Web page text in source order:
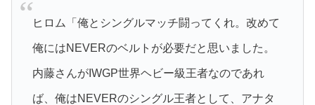
ヒロム「俺とシングルマッチ闘ってくれ。改めて
俺にはNEVERのベルトが必要だと思いました。
内藤さんがIWGP世界ヘビー級王者なのであれ
ば、俺はNEVERのシングル王者として、アナタ